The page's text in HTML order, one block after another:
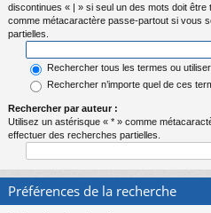
discontinues « | » si seul un des mots doit
comme métacaractère passe-partout si vous
partielles.
Rechercher tous les termes ou
Rechercher n’importe quel de ces
Rechercher par auteur :
Utilisez un astérisque « * » comme
effectuer des recherches partielles.
Préférences de la recherche